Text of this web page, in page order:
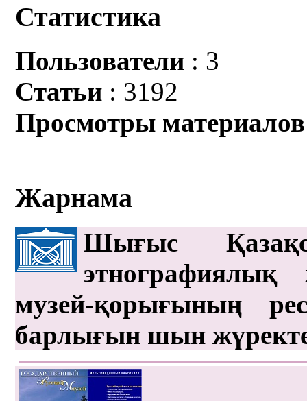
Статистика
Пользователи : 3
Статьи : 3192
Просмотры материалов
Жарнама
Шығыс
этнографиялық
музей-қорығының
барлығын шын